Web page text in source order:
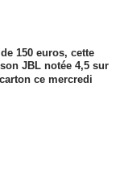
150 euros, cette
JBL notée 4,5 sur
ce mercredi